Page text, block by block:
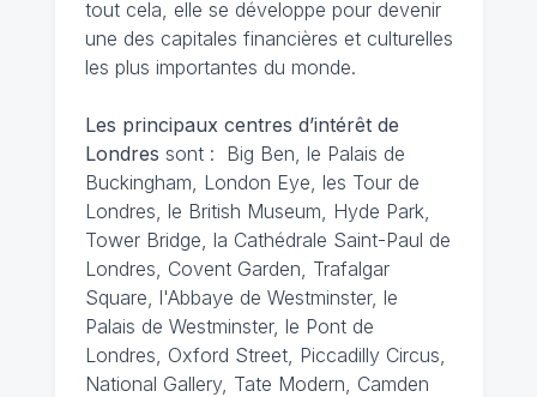
tout cela, elle se développe pour devenir
une des capitales financières et culturelles
les plus importantes du monde.
Les principaux centres d’intérêt de
Londres sont : Big Ben, le Palais de
Buckingham, London Eye, les Tour de
Londres, le British Museum, Hyde Park,
Tower Bridge, la Cathédrale Saint-Paul de
Londres, Covent Garden, Trafalgar
Square, l'Abbaye de Westminster, le
Palais de Westminster, le Pont de
Londres, Oxford Street, Piccadilly Circus,
National Gallery, Tate Modern, Camden